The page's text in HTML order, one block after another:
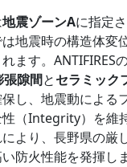
地震ゾーンAに指定
地震時の構造体変
ます。ANTIFIRES
隙間とセラミック
し、地震動による
（Integrity）を維
より、長野県の厳
防火性能を発揮しま